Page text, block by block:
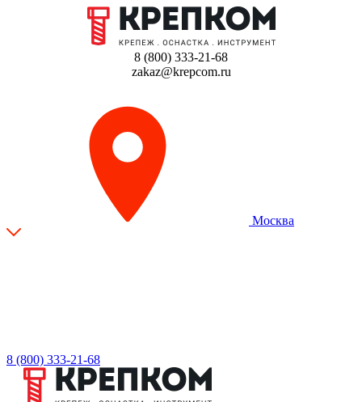
8 (800) 333-21-68
zakaz@krepcom.ru
Москва
8 (800) 333-21-68